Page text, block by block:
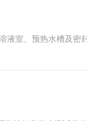
液室、预热水槽及密